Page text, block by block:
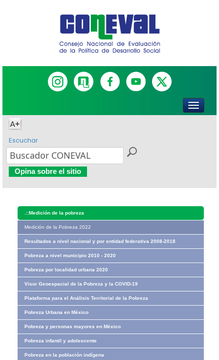
Escuchar
Opina sobre el sitio
.::Medición de la pobreza
Medición de la Pobreza 2022
Resultados a nivel nacional y por entidad federativa 2008-2018
Pobreza a nivel municipio 2010 - 2020
Pobreza por localidad urbana 2020
Visor Geoespacial de la Pobreza y la COVID-19
Plataforma para el Análisis Territorial de la Pobreza
Pobreza Urbana en México
Pobreza y personas mayores en México
Pobreza infantil y adolescente
Pobreza en la población indígena